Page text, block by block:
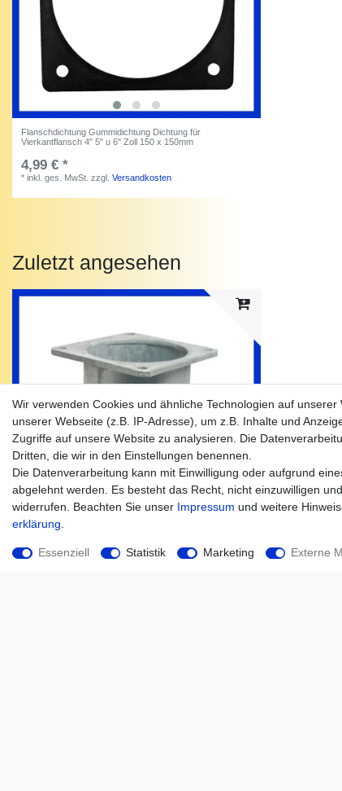
Flanschdichtung Gummidichtung Dichtung für
Vierkantflansch 4" 5" u 6" Zoll 150 x 150mm
4,99 € *
*inkl. ges. MwSt. zzgl.Versandkosten
Zuletzt angesehen
Adapter runder Flansch auf Quadrat Flansch , DIN rund
Wir verwenden Cookies und ähnliche Technologien auf
unserer Webseite (z.B. IP-Adresse), um z.B. Inhalte und
Zugriffe auf unsere Website zu analysieren. Die
Dritten, die wir in den Einstellungen benennen.
Die Datenverarbeitung kann mit Einwilligung oder aufgrund
abgelehnt werden. Es besteht das Recht, nicht einzuwilligen
widerrufen. Beachten Sie unser Impressum und weitere
erklärung
Essenziell Statistik Marketing Externe